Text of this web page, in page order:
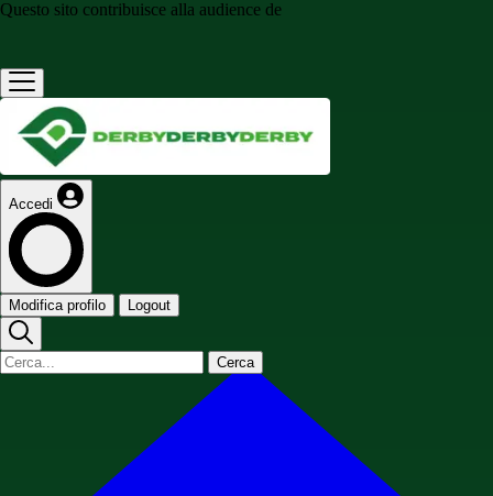
Questo sito contribuisce alla audience de
Accedi
Modifica profilo Logout
Cerca